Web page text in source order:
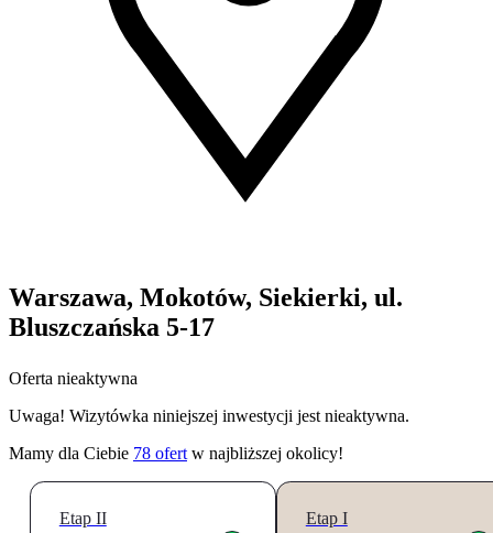
Warszawa, Mokotów, Siekierki, ul.
Bluszczańska 5-17
Oferta nieaktywna
Uwaga! Wizytówka niniejszej inwestycji jest nieaktywna.
Mamy dla Ciebie 78 ofert w najbliższej okolicy!
Etap II
Etap I